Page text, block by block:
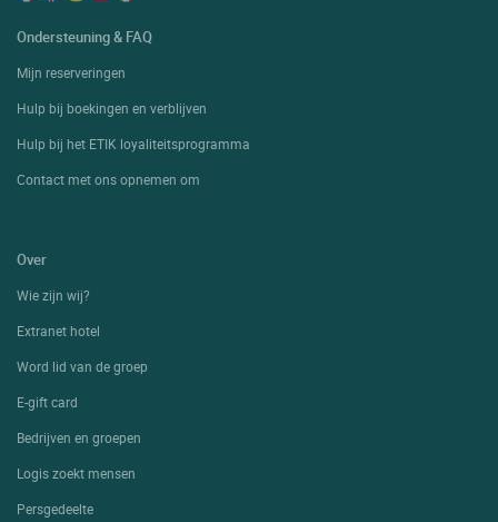
Ondersteuning & FAQ
Mijn reserveringen
Hulp bij boekingen en verblijven
Hulp bij het ETIK loyaliteitsprogramma
Contact met ons opnemen om
Over
Wie zijn wij?
Extranet hotel
Word lid van de groep
E-gift card
Bedrijven en groepen
Logis zoekt mensen
Persgedeelte